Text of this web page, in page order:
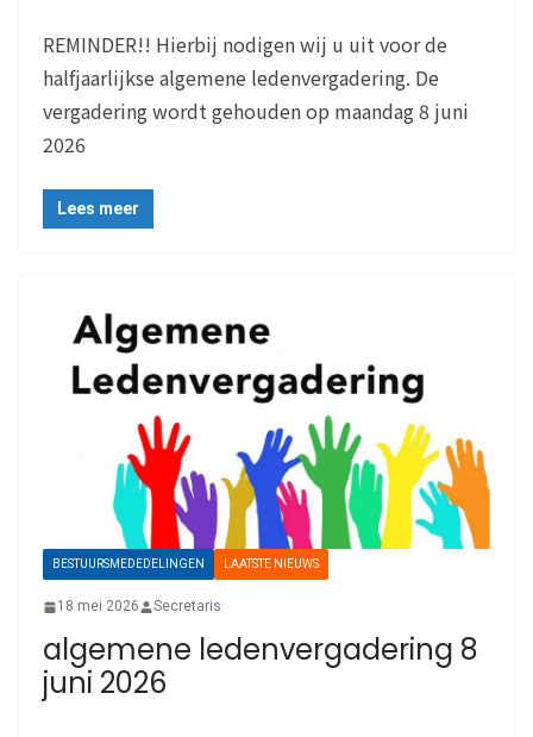
REMINDER!! Hierbij nodigen wij u uit voor de
halfjaarlijkse algemene ledenvergadering. De
vergadering wordt gehouden op maandag 8 juni
2026
Lees meer
BESTUURSMEDEDELINGEN LAATSTE NIEUWS
18 mei 2026 Secretaris
algemene ledenvergadering 8
juni 2026